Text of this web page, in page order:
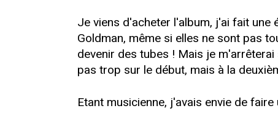
Je viens d'acheter l'album, j'ai fait
Goldman, même si elles ne sont pas
devenir des tubes ! Mais je
pas trop sur le début, mais à la
Etant musicienne, j'avais envie de